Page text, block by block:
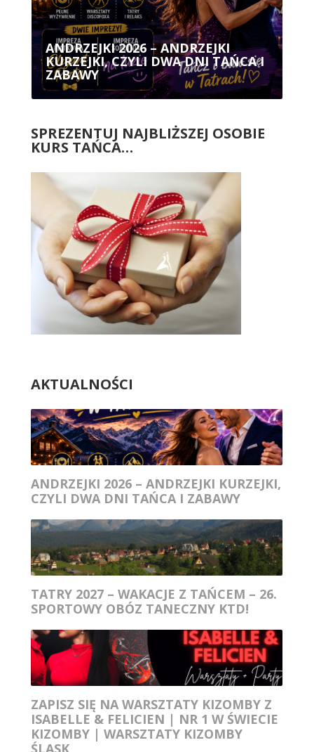
ANDRZEJKI 2026 – ANDRZEJKI
KURZEJKI, CZYLI DWA DNI TAŃCA I
ZABAWY
SPREZENTUJ NAJBLIŻSZEJ OSOBIE
KURS TAŃCA…
AKTUALNOŚCI
ANDRZEJKI 2026 – ANDRZEJKI KURZEJKI,
CZYLI DWA DNI TAŃCA I ZABAWY
TATRY 2027 – WAKACJE Z TAŃCEM – 26.
SPORTOWY OBÓZ TANECZNY KTD!
ZAPISZ SIĘ NA WARSZTATY KIZOMBY Z
ISABELLE & FELICIEN | NR 1 W ŚWIECIE
KIZOMBY | WARSZTATY KIZOMBY